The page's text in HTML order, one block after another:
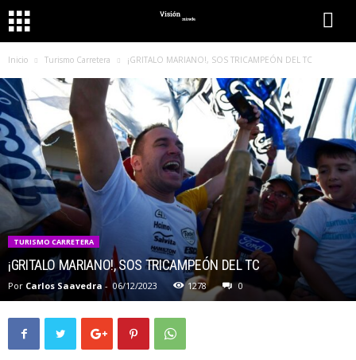
Inicio Turismo Carretera ¡GRITALO MARIANO!, SOS TRICAMPEÓN DEL TC
TURISMO CARRETERA
¡GRITALO MARIANO!, SOS TRICAMPEÓN DEL TC
Por Carlos Saavedra - 06/12/2023 1278 0